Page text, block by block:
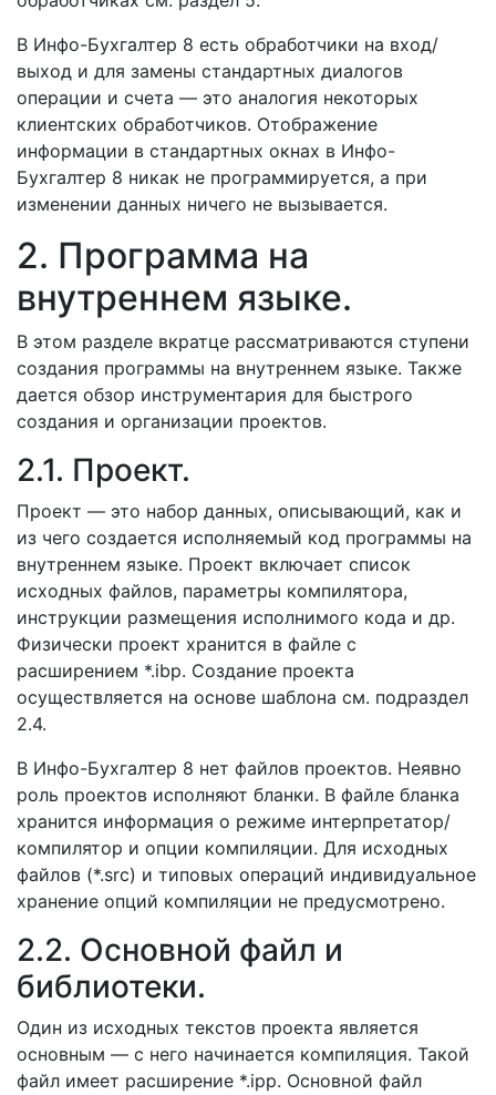
В Инфо-Бухгалтер 8 есть обработчики на вход/
выход и для замены стандартных диалогов
операции и счета — это аналогия некоторых
клиентских обработчиков. Отображение
информации в стандартных окнах в Инфо-
Бухгалтер 8 никак не программируется, а при
изменении данных ничего не вызывается.
2. Программа на
внутреннем языке.
В этом разделе вкратце рассматриваются ступени
создания программы на внутреннем языке. Также
дается обзор инструментария для быстрого
создания и организации проектов.
2.1. Проект.
Проект — это набор данных, описывающий, как и
из чего создается исполняемый код программы на
внутреннем языке. Проект включает список
исходных файлов, параметры компилятора,
инструкции размещения исполнимого кода и др.
Физически проект хранится в файле с
расширением *.ibp. Создание проекта
осуществляется на основе шаблона см. подраздел
2.4.
В Инфо-Бухгалтер 8 нет файлов проектов. Неявно
роль проектов исполняют бланки. В файле бланка
хранится информация о режиме интерпретатор/
компилятор и опции компиляции. Для исходных
файлов (*.src) и типовых операций индивидуальное
хранение опций компиляции не предусмотрено.
2.2. Основной файл и
библиотеки.
Один из исходных текстов проекта является
основным — с него начинается компиляция. Такой
файл имеет расширение *.ipp. Основной файл